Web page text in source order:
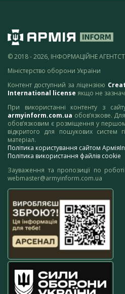
© 2018 - 2026, ІНФОРМАЦІЙНЕ
Міністерство оборони України
Контент доступний за ліцензією
International license якщо не
При використанні контенту з
armyinform.com.ua обов’язкове.
обов’язковим є розміщення у
відкритого для пошукових систем
матеріал.
Політика користування сайтом
Політика використання файлів cookie
Зауваження та пропозиції по
webmaster@armyinform.com.ua